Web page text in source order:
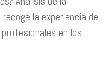
la experiencia de
en los…